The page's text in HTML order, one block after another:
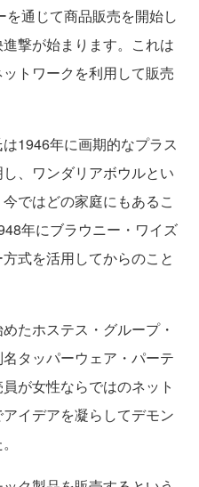
通じて商品販売を開始し
撃が始まります。これは
トワークを利用して販売
1946年に画期的なプラス
、ワンダリアボウルとい
ではどの家庭にもあるこ
年にブラウニー・ワイズ
式を活用してからのこと
たホステス・グループ・
タッパーウェア・パーテ
が女性ならではのネット
イデアを凝らしてデモン